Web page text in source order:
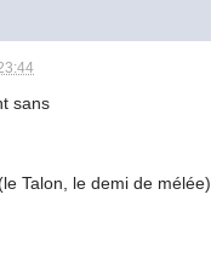
sans
Talon, le demi de mélée)